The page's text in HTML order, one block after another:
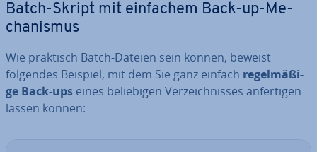
Batch-Skript mit einfachem Back-up-Me­
cha­nis­mus
Wie praktisch Batch-Dateien sein können, beweist
folgendes Beispiel, mit dem Sie ganz einfach re­gel­mä­ßi­
ge Back-ups eines be­lie­bi­gen Ver­zeich­nis­ses an­fer­ti­gen
lassen können: